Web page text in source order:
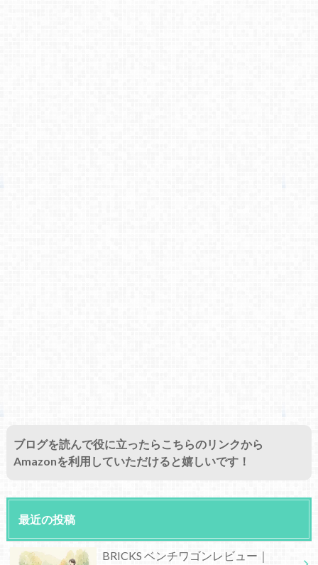
ブログを読んで役に立ったらこちらのリンクから
Amazonを利用していただけると嬉しいです！
最近の投稿
BRICKS ベンチワゴンレビュー｜